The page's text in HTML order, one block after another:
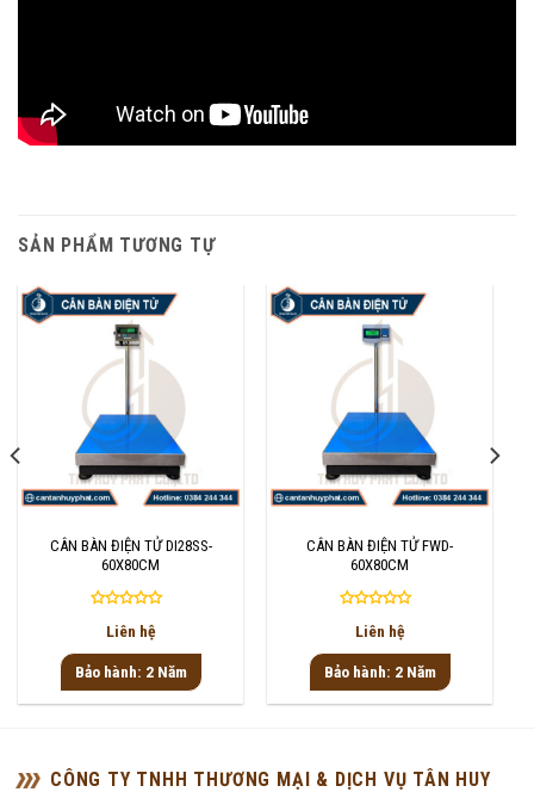
SẢN PHẨM TƯƠNG TỰ
CÂN BÀN ĐIỆN TỬ DI28SS-
60X80CM
Được
hạng
0
5
Liên hệ
Bảo hành: 2 Năm
CÂN BÀN ĐIỆN TỬ FWD-
60X80CM
Được
hạng
0
5
Liên hệ
Bảo hành: 2 Năm
CÔNG TY TNHH THƯƠNG MẠI & DỊCH VỤ TÂN HUY